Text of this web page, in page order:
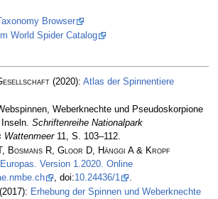
Browser
World Spider Catalog
(2020): Atlas der Spinnentiere
Weberknechte und Pseudoskorpione
Schriftenreihe Nationalpark
Wattenmeer11, S. 103–112.
Bosmans R, Gloor D, Hänggi A & Kropf
Version 1.2020. Online
, doi:10.24436/1
.
(2017): Erhebung der Spinnen und Weberknechte